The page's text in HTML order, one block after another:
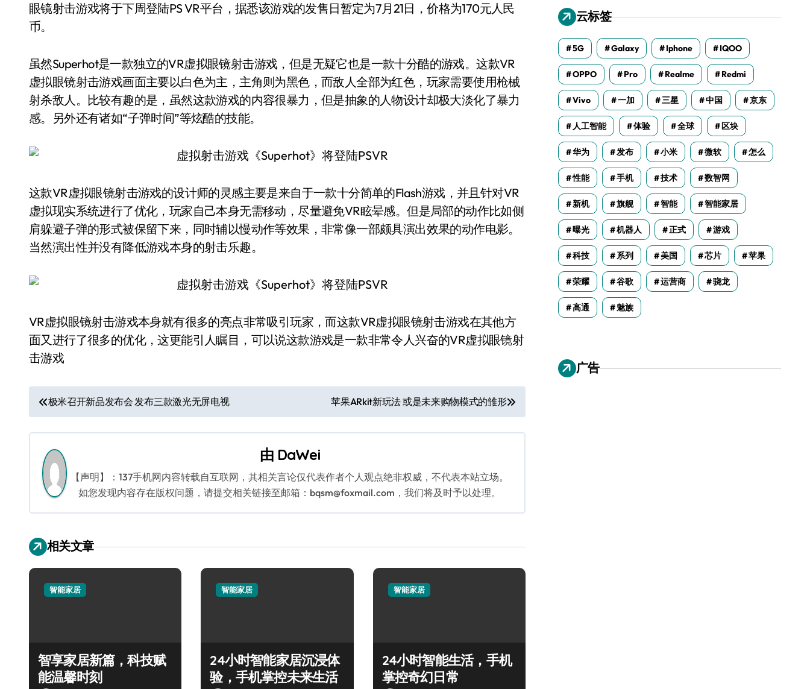
眼镜射击游戏将于下周登陆PS VR平台，据悉该游戏的发售日暂定为7月21日，价格为170元人民
币。
虽然Superhot是一款独立的VR虚拟眼镜射击游戏，但是无疑它也是一款十分酷的游戏。这款VR
虚拟眼镜射击游戏画面主要以白色为主，主角则为黑色，而敌人全部为红色，玩家需要使用枪械
射杀敌人。比较有趣的是，虽然这款游戏的内容很暴力，但是抽象的人物设计却极大淡化了暴力
感。另外还有诸如“子弹时间”等炫酷的技能。
这款VR虚拟眼镜射击游戏的设计师的灵感主要是来自于一款十分简单的Flash游戏，并且针对VR
虚拟现实系统进行了优化，玩家自己本身无需移动，尽量避免VR眩晕感。但是局部的动作比如侧
肩躲避子弹的形式被保留下来，同时辅以慢动作等效果，非常像一部颇具演出效果的动作电影。
当然演出性并没有降低游戏本身的射击乐趣。
VR虚拟眼镜射击游戏本身就有很多的亮点非常吸引玩家，而这款VR虚拟眼镜射击游戏在其他方
面又进行了很多的优化，这更能引人瞩目，可以说这款游戏是一款非常令人兴奋的VR虚拟眼镜射
击游戏
文
章
导
航
极米召开新品发布会 发布三款激光无屏电视 苹果ARkit新玩法 或是未来购物模式的雏形
由 DaWei
【声明】：137手机网内容转载自互联网，其相关言论仅代表作者个人观点绝非权威，不代表本站立场。
如您发现内容存在版权问题，请提交相关链接至邮箱：bqsm@foxmail.com，我们将及时予以处理。
相关文章
智能家居
智享家居新篇，科技赋
能温馨时刻
智能家居
24小时智能家居沉浸体
验，手机掌控未来生活
智能家居
24小时智能生活，手机
掌控奇幻日常
云标签
5G Galaxy Iphone IQOO
OPPO Pro Realme Redmi
Vivo 一加 三星 中国 京东
人工智能 体验 全球 区块
华为 发布 小米 微软 怎么
性能 手机 技术 数智网
新机 旗舰 智能 智能家居
曝光 机器人 正式 游戏
科技 系列 美国 芯片 苹果
荣耀 谷歌 运营商 骁龙
高通 魅族
广告